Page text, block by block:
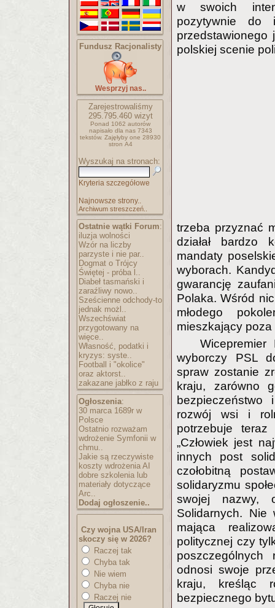
Fundusz Racjonalisty
Wesprzyj nas..
Zarejestrowaliśmy
295.795.460wizyt
Ponad 1062 autorów
napisało dla nas 7343
tekstów. Zajęłyby one 28930
stron A4
Wyszukaj na stronach:
Kryteria szczegółowe
Najnowsze strony..
Archiwum streszczeń..
Ostatnie wątki Forum:
iluzja wolności
Wzór na liczby
parzyste i nie par..
Dogmat o Trójcy
Świętej - próba l..
Diabeł tasmański i
zaraźliwy nowo..
Sześcienne odchody-to
jednak możl..
Wszechświat
przygotowany na
więce..
Własność, podatki i
kryzys: syste..
Football i "okolice"
oraz aktorst..
zakazane jabłko z raju
Ogłoszenia:
30 marca 1689r w
Polsce
Ostatnio rozważam
wdrożenie Symfonii w
chmu..
Jakie są rzeczywiste
koszty wdrożenia AI
dobre szkolenia lub
materiały dotyczące
Arc..
Dodaj ogłoszenie..
Czy wojna USA/Iran
skoczy się w 2026?
Raczej tak
Chyba tak
Nie wiem
Chyba nie
Raczej nie
w swoich
pozytywnie do
polskiej scenie
trzeba przyznać
działał bardzo
mandaty
wyborach.
gwarancję
Polaka. Wśród
młodego
mieszkający
wyborczy PSL
spraw zostanie
kraju, zarówno
rozwój wsi i
potrzebuje
„Człowiek jest
innych post
czołobitną
solidaryzmu
swojej nazwy,
Solidarnych.
mająca
politycznej czy
poszczególnych
odnosi swoje
kraju, kreśląc
bezpiecznego